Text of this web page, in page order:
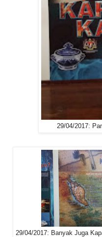
29/04/2017:
29/04/2017: Banyak Juga